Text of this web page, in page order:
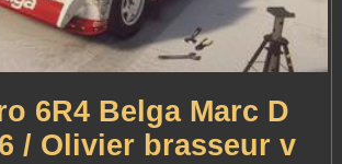
6R4 Belga Marc D
/ Olivier brasseur v